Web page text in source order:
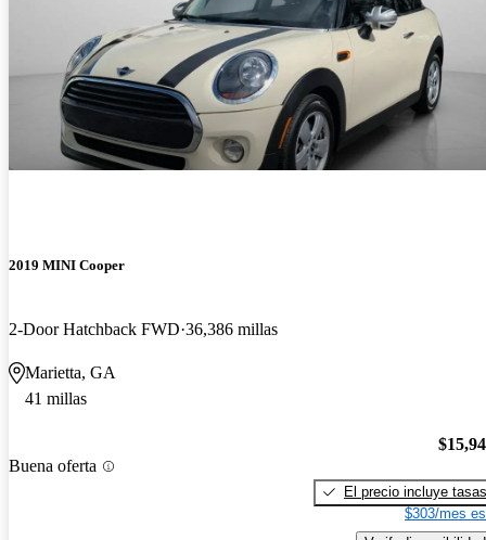
2019 MINI Cooper
2-Door Hatchback FWD 36,386 millas
Marietta, GA
41 millas
Buena oferta
El precio incluye tasas
$303/mes